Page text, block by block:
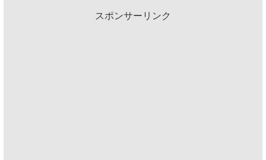
スポンサーリンク